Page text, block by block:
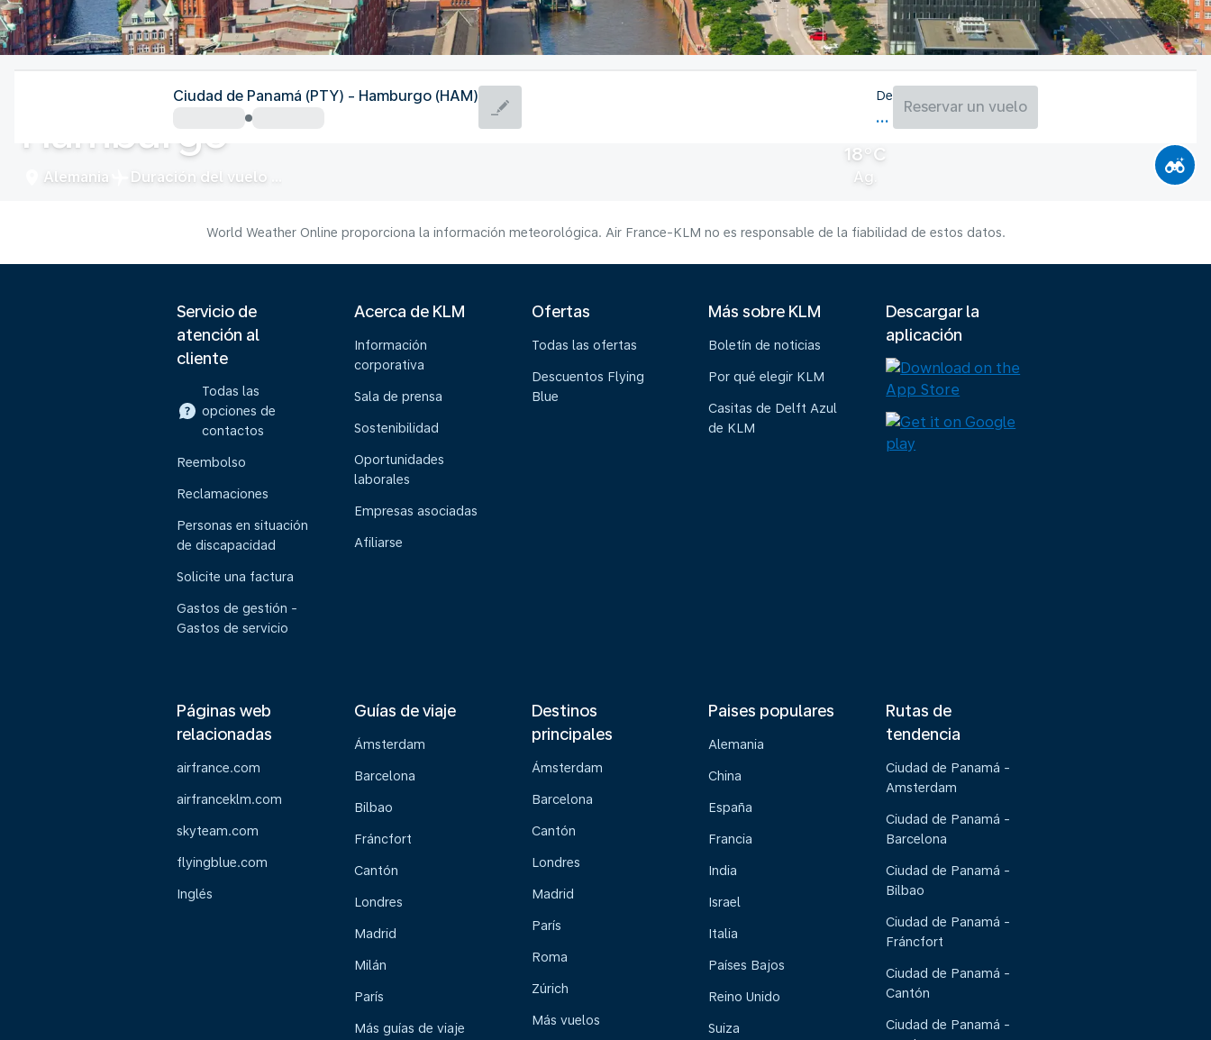
Hamburgo
Alemania Duración del vuelo
18°C
Ag.
Ciudad de Panamá (PTY) - Hamburgo (HAM) De
Reservar un vuelo
World Weather Online proporciona la información meteorológica. Air France-KLM no es responsable de la fiabilidad de estos datos.
Servicio de
atención al
cliente
Todas las
opciones de
contactos
Reembolso
Reclamaciones
Personas en situación
de discapacidad
Solicite una factura
Gastos de gestión -
Gastos de servicio
Acerca de KLM
Información
corporativa
Sala de prensa
Sostenibilidad
Oportunidades
laborales
Empresas asociadas
Afiliarse
Ofertas
Todas las ofertas
Descuentos Flying
Blue
Más sobre KLM
Boletín de noticias
Por qué elegir KLM
Casitas de Delft Azul
de KLM
Descargar la
aplicación
Páginas web
relacionadas
airfrance.com
airfranceklm.com
skyteam.com
flyingblue.com
Inglés
Guías de viaje
Ámsterdam
Barcelona
Bilbao
Fráncfort
Cantón
Londres
Madrid
Milán
París
Más guías de viaje
Destinos
principales
Ámsterdam
Barcelona
Cantón
Londres
Madrid
París
Roma
Zúrich
Más vuelos
Paises populares
Alemania
China
España
Francia
India
Israel
Italia
Países Bajos
Reino Unido
Suiza
Rutas de
tendencia
Ciudad de Panamá -
Amsterdam
Ciudad de Panamá -
Barcelona
Ciudad de Panamá -
Bilbao
Ciudad de Panamá -
Fráncfort
Ciudad de Panamá -
Cantón
Ciudad de Panamá -